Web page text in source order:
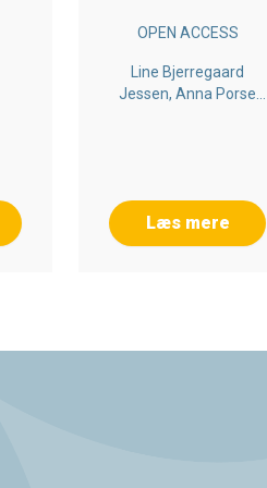
OPEN ACCESS
Line Bjerregaard
Jessen, Anna Porse
Læs mere